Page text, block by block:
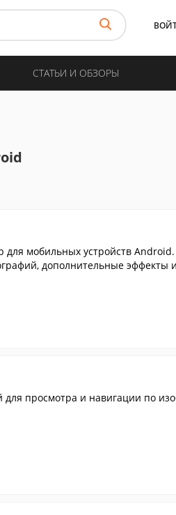
СТАТЬИ И ОБЗОРЫ
мобильных устройств
дополнительные эффекты
просмотра и навигации по